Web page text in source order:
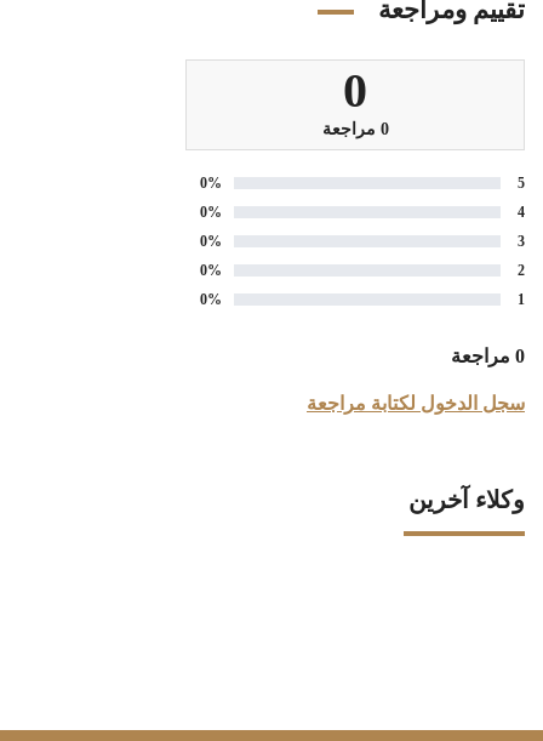
تقييم ومراجعة
0
0 مراجعة
5
0%
4
0%
3
0%
2
0%
1
0%
0 مراجعة
سجل الدخول لكتابة مراجعة
وكلاء آخرين